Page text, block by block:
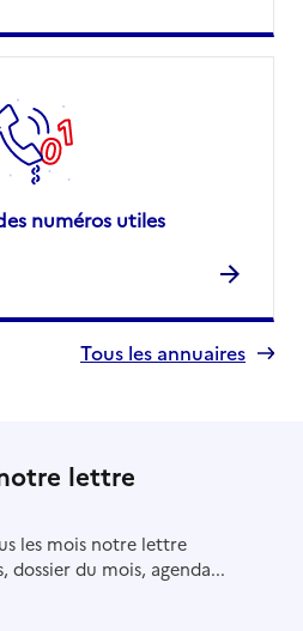
numéros utiles
Tous les annuaires
lettre
les mois notre lettre
du mois, agenda...